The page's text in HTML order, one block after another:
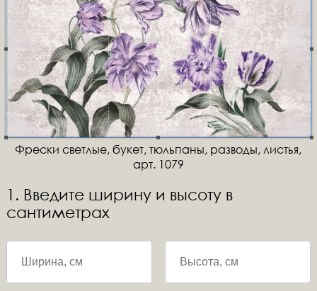
Фрески светлые, букет, тюльпаны, разводы, листья,
арт. 1079
1. Введите ширину и высоту в
сантиметрах